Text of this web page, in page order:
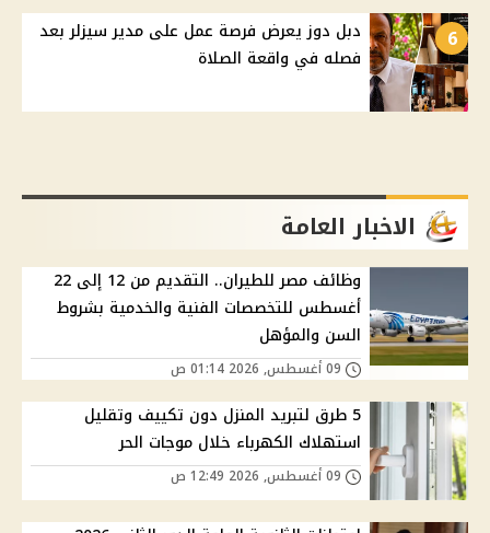
6
دبل دوز يعرض فرصة عمل على مدير سيزلر بعد
فصله في واقعة الصلاة
الاخبار العامة
وظائف مصر للطيران.. التقديم من 12 إلى 22
أغسطس للتخصصات الفنية والخدمية بشروط
السن والمؤهل
5 طرق لتبريد المنزل دون تكييف وتقليل
استهلاك الكهرباء خلال موجات الحر